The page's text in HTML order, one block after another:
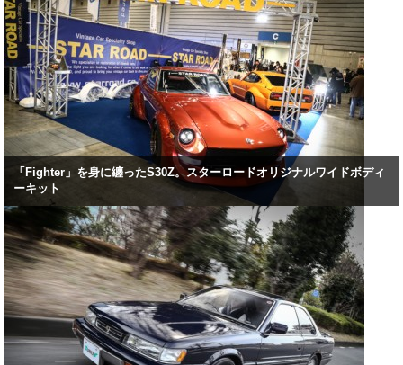
「Fighter」を身に纏ったS30Z。スターロードオリジナルワイドボディ
ーキット